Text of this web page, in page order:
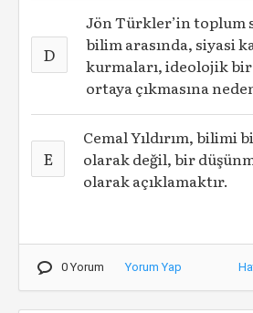
D
Jön Türkler’in toplum
bilim arasında, siyasi
kurmaları, ideolojik bir
ortaya çıkmasına
E
Cemal Yıldırım, bilimi
olarak değil, bir
olarak açıklamaktır.
0 Yorum Yorum Yap